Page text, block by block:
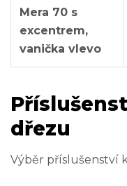
Mera 70 s
excentrem,
vanička vlevo
dřezu
Výběr příslušenství